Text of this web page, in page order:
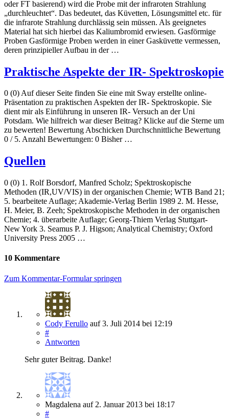
oder FT basierend) wird die Probe mit der infraroten Strahlung
„durchleuchtet“. Das bedeutet, das Küvetten, Lösungsmittel etc. für
die infrarote Strahlung durchlässig sein müssen. Als geeignetes
Material hat sich hierbei das Kaliumbromid erwiesen. Gasförmige
Proben Gasförmige Proben werden in einer Gasküvette vermessen,
deren prinzipieller Aufbau in der …
Praktische Aspekte der IR- Spektroskopie
0 (0) Auf dieser Seite finden Sie eine mit Sway erstellte online-
Präsentation zu praktischen Aspekten der IR- Spektroskopie. Sie
dient mir als Einführung in unseren IR- Versuch an der Uni
Potsdam. Wie hilfreich war dieser Beitrag? Klicke auf die Sterne um
zu bewerten! Bewertung Abschicken Durchschnittliche Bewertung
0 / 5. Anzahl Bewertungen: 0 Bisher …
Quellen
0 (0) 1. Rolf Borsdorf, Manfred Scholz; Spektroskopische
Methoden (IR,UV/VIS) in der organischen Chemie; WTB Band 21;
5. bearbeitete Auflage; Akademie-Verlag Berlin 1989 2. M. Hesse,
H. Meier, B. Zeeh; Spektroskopische Methoden in der organischen
Chemie; 4. überarbeite Auflage; Georg-Thiem Verlag Stuttgart-
New York 3. Seamus P. J. Higson; Analytical Chemistry; Oxford
University Press 2005 …
10 Kommentare
Zum Kommentar-Formular springen
Cody Ferullo auf3. Juli 2014 bei 12:19
#
Antworten
Sehr guter Beitrag. Danke!
Magdalena auf 2. Januar 2013 bei 18:17
#